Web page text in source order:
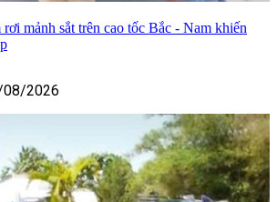
mảnh sắt trên cao tốc Bắc - Nam khiến
2026